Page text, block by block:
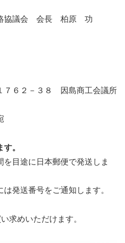
絡協議会 会長 柏原 功
７６２－３８ 因島商工会議所
。
目途に日本郵便で発送しま
発送番号をご通知します。
求めいただけます。